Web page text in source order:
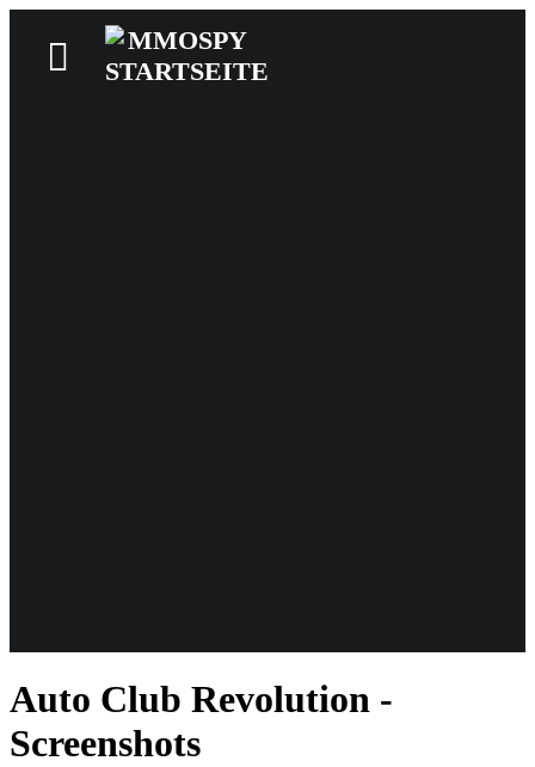
Auto Club Revolution -
Screenshots